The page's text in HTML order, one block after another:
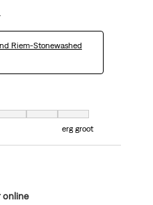
Riem-Stonewashed
Heel klein en 7 gelijk is aan erg groot
erg groot
online